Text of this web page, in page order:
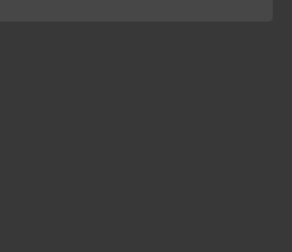
iba prihlásený užívateľ.